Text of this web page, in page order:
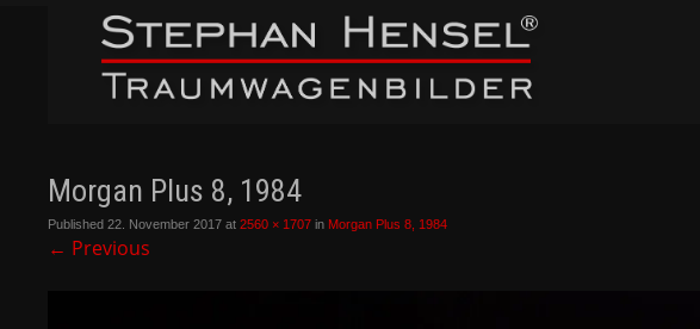
Morgan Plus 8, 1984
Published22. November 2017 at2560 × 1707 in Morgan Plus 8, 1984
← Previous